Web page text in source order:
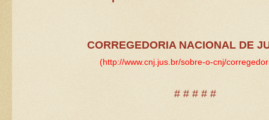
CORREGEDORIA NACIONAL DE
(http://www.cnj.jus.br/sobre-o-cnj/
# # # # #